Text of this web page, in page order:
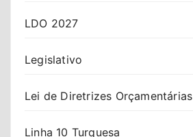
LDO 2027
Legislativo
Lei de Diretrizes Orçamentárias
Linha 10 Turquesa